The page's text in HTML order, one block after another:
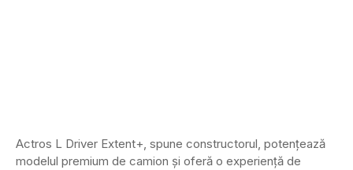
Actros L Driver Extent+, spune constructorul, potențează
modelul premium de camion și oferă o experiență de